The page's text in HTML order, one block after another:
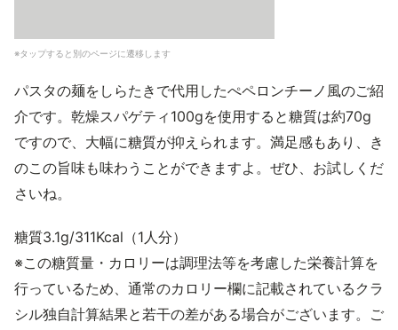
※タップすると別のページに遷移します
パスタの麺をしらたきで代用したぺペロンチーノ風のご紹
介です。乾燥スパゲティ100gを使用すると糖質は約70g
ですので、大幅に糖質が抑えられます。満足感もあり、き
のこの旨味も味わうことができますよ。ぜひ、お試しくだ
さいね。
糖質3.1g/311Kcal（1人分）
※この糖質量・カロリーは調理法等を考慮した栄養計算を
行っているため、通常のカロリー欄に記載されているクラ
シル独自計算結果と若干の差がある場合がございます。ご